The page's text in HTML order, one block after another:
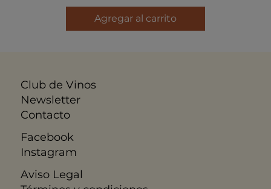
Club de Vinos
Newsletter
Contacto
Facebook
Instagram
Aviso Legal
Agregar al carrito